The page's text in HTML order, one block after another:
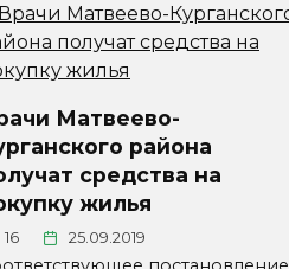
Матвеево-
района
средства на
жилья
16 25.09.2019